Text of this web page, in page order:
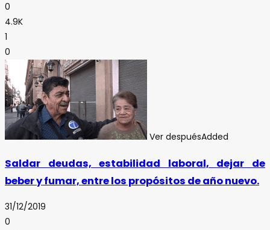
0
4.9K
1
0
Ver despuésAdded
Saldar deudas, estabilidad laboral, dejar de
beber y fumar, entre los propósitos de año nuevo.
31/12/2019
0